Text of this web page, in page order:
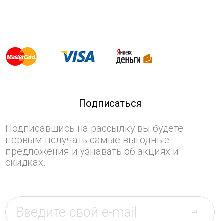
Подписаться
Подписавшись на рассылку вы будете
первым получать самые выгодные
предложения и узнавать об акциях и
скидках.